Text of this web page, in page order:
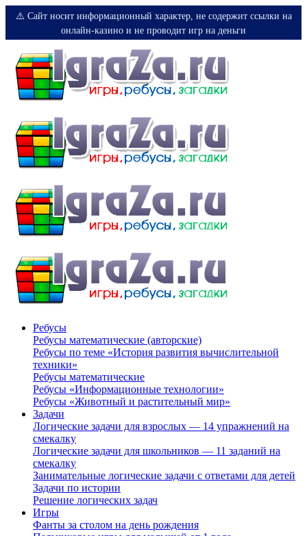
⚠️ Сайт носит информационный характер, не содержит ссылки на
онлайн-казино и не проводит игр на деньги
Ребусы
Ребусы математические (авторские)
Ребусы по теме «История развития вычислительной
техники»
Ребусы математические
Ребусы «Информационные технологии»
Ребусы «Животный и растительный мир»
Задачи
Логические задачи для взрослых — 14 упражнений на
смекалку
Логические задачи для школьников — 11 заданий на
смекалку
Занимательные логические задачи с ответами для детей
Задачи по истории
Решение логических задач
Игры
Фанты за столом на день рождения